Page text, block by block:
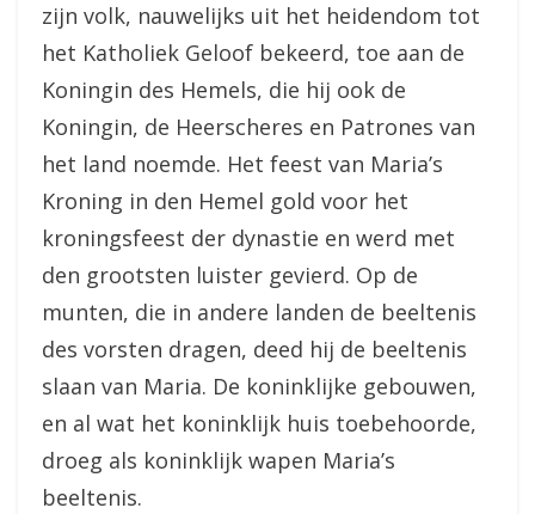
zijn volk, nauwelijks uit het heidendom tot
het Katholiek Geloof bekeerd, toe aan de
Koningin des Hemels, die hij ook de
Koningin, de Heerscheres en Patrones van
het land noemde. Het feest van Maria’s
Kroning in den Hemel gold voor het
kroningsfeest der dynastie en werd met
den grootsten luister gevierd. Op de
munten, die in andere landen de beeltenis
des vorsten dragen, deed hij de beeltenis
slaan van Maria. De koninklijke gebouwen,
en al wat het koninklijk huis toebehoorde,
droeg als koninklijk wapen Maria’s
beeltenis.